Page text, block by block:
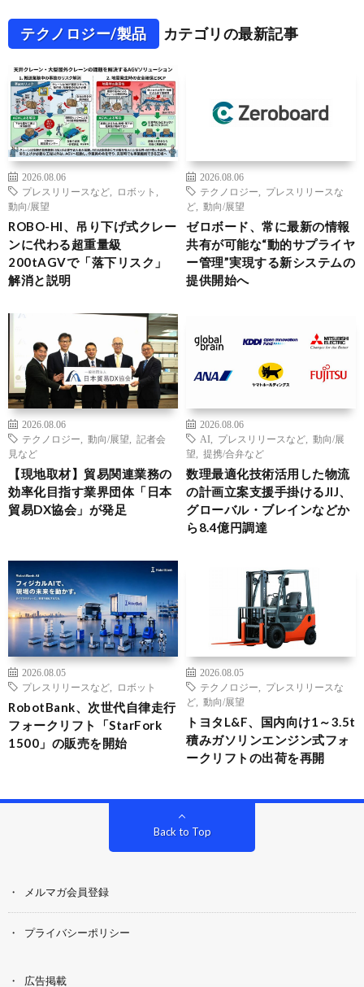
テクノロジー/製品 カテゴリの最新記事
2026.08.06
プレスリリースなど
ロボット
動向/展望
ROBO-HI、吊り下げ式クレー
ンに代わる超重量級
200tAGVで「落下リスク」
解消と説明
2026.08.06
テクノロジー
プレスリリースな
ど
動向/展望
ゼロボード、常に最新の情報
共有が可能な“動的サプライヤ
ー管理”実現する新システムの
提供開始へ
2026.08.06
テクノロジー
動向/展望
記者会
見など
【現地取材】貿易関連業務の
効率化目指す業界団体「日本
貿易DX協会」が発足
2026.08.06
AI
プレスリリースなど
動向/展
望
提携/合弁など
数理最適化技術活用した物流
の計画立案支援手掛けるJIJ、
グローバル・ブレインなどか
ら8.4億円調達
2026.08.05
プレスリリースなど
ロボット
RobotBank、次世代自律走行
フォークリフト「StarFork
1500」の販売を開始
2026.08.05
テクノロジー
プレスリリースな
ど
動向/展望
トヨタL&F、国内向け1～3.5t
積みガソリンエンジン式フォ
ークリフトの出荷を再開
Back to Top
メルマガ会員登録
プライバシーポリシー
広告掲載